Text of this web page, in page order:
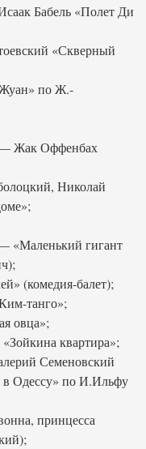
Бабель «Полет Ди
«Скверный
по Ж.-
— Жак Оффенбах
Николай
«Маленький гигант
(комедия-балет);
танго»;
овца»;
квартира»;
Семеновский
в Одессу» по И.Ильфу
принцесса